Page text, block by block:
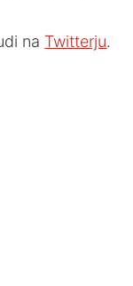
na Twitterju.